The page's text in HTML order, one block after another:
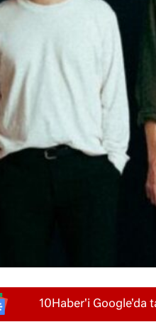
10Haber'i Google'da